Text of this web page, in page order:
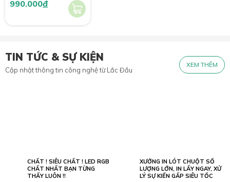
990.000đ
TIN TỨC & SỰ KIỆN
Cập nhật thông tin công nghệ từ Lắc Đầu
XEM THÊM
CHẤT ! SIÊU CHẤT ! LED RGB
CHẤT NHẤT BẠN TỪNG
THẤY LUÔN !!
XƯỞNG IN LÓT CHUỘT SỐ
LƯỢNG LỚN, IN LẤY NGAY, XỬ
LÝ SỰ KIẾN GẤP SIÊU TỐC